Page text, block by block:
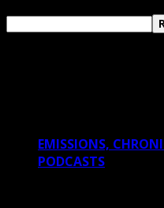
EMISSIONS,
PODCASTS